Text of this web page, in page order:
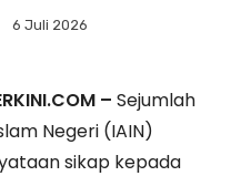
6 Juli 2026
– Sejumlah
Negeri (IAIN)
sikap kepada